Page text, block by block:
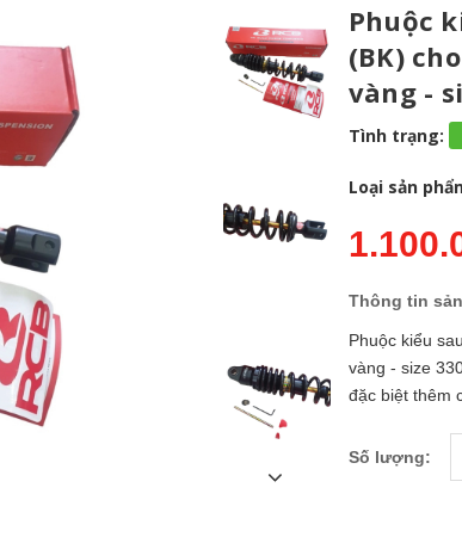
Phuộc
(BK)
vàng -
Tình trạng:
Loại sản
Thông tin
Phuộc kiểu
vàng - size
đặc biệt thêm
Số lượng: